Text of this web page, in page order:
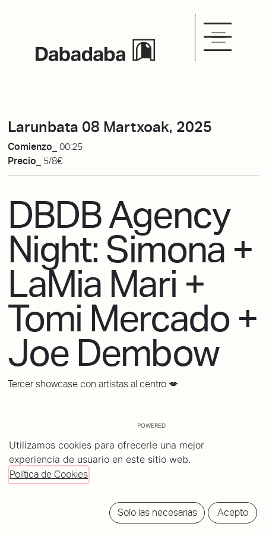
Larunbata 08 Martxoak, 2025
Comienzo_ 00:25
Precio_ 5/8€
DBDB Agency
Night: Simona +
LaMia Mari +
Tomi Mercado +
Joe Dembow
Tercer showcase con artistas al centro 💋
tickets
POWERED
Utilizamos cookies para ofrecerle una mejor
experiencia de usuario en este sitio web.
Política de Cookies
Solo las necesarias Acepto